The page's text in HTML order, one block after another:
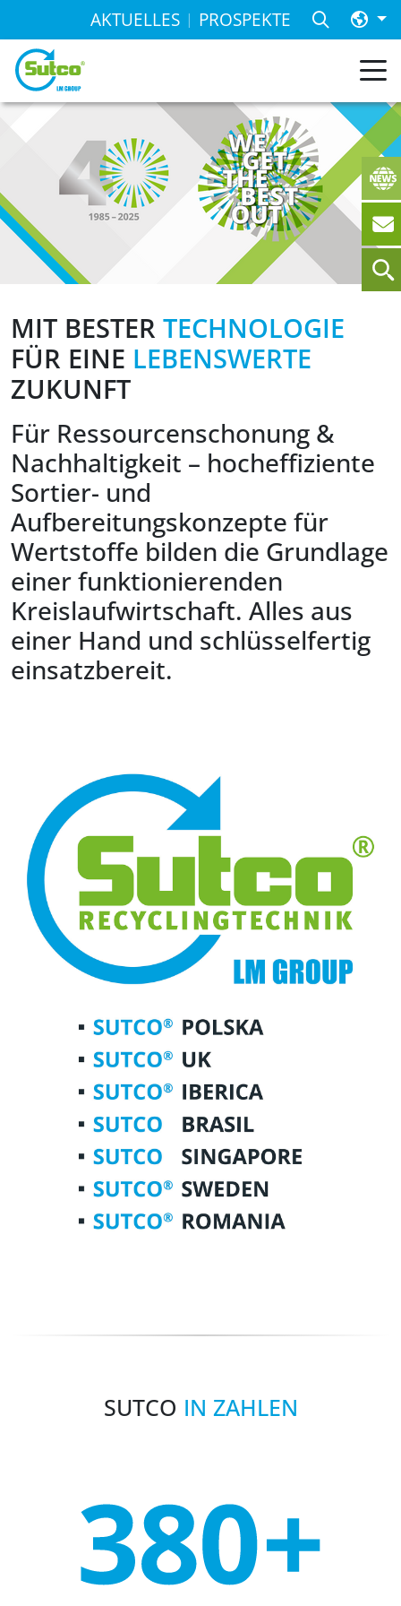
AKTUELLES PROSPEKTE
MIT BESTER TECHNOLOGIE
FÜR EINE LEBENSWERTE
ZUKUNFT
Für Ressourcenschonung &
Nachhaltigkeit – hocheffiziente
Sortier- und
Aufbereitungskonzepte für
Wertstoffe bilden die Grundlage
einer funktionierenden
Kreislaufwirtschaft. Alles aus
einer Hand und schlüsselfertig
einsatzbereit.
SUTCO IN ZAHLEN